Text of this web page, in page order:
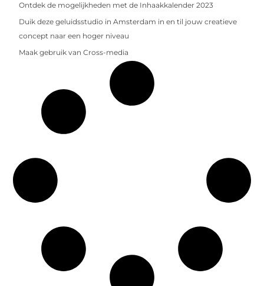
Ontdek de mogelijkheden met de Inhaakkalender 2023
Duik deze geluidsstudio in Amsterdam in en til jouw creatieve
concept naar een hoger niveau
Maak gebruik van Cross-media